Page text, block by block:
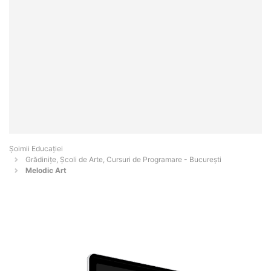
Șoimii Educației
Grădinițe, Școli de Arte, Cursuri de Programare - Bucureşti
Melodic Art